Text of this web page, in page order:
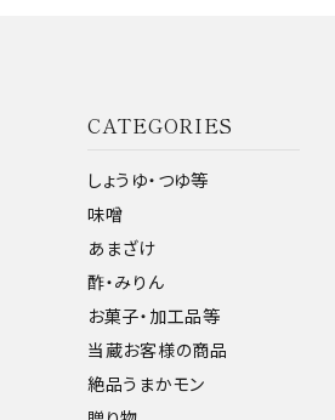
CATEGORIES
しょうゆ・つゆ等
味噌
あまざけ
酢・みりん
お菓子・加工品等
当蔵お客様の商品
絶品うまかモン